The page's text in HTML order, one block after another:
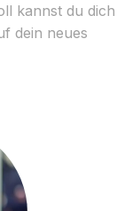
kannst du dich
dein neues